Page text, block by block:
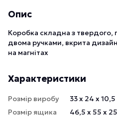
Опис
Коробка складна з твердого,
двома ручками, вкрита
на магнітах
Характеристики
Розмір виробу
33 х 24 х
Розмір ящика
46,5 х 55 х